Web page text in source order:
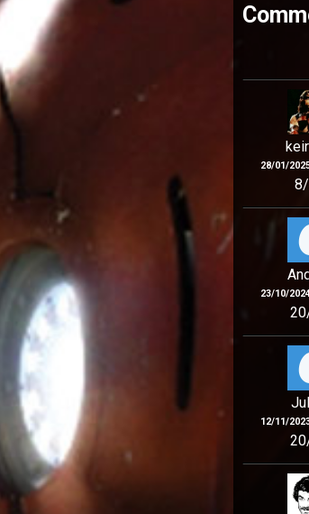
28/01/
23/10/
12/11/